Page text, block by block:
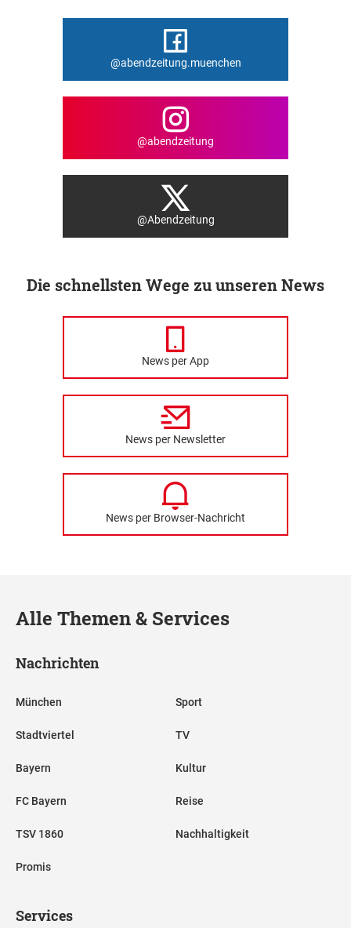
@abendzeitung.muenchen
@abendzeitung
@Abendzeitung
Die schnellsten Wege zu unseren News
News per App
News per Newsletter
News per Browser-Nachricht
Alle Themen & Services
Nachrichten
München
Stadtviertel
Bayern
FC Bayern
TSV 1860
Promis
Sport
TV
Kultur
Reise
Nachhaltigkeit
Services